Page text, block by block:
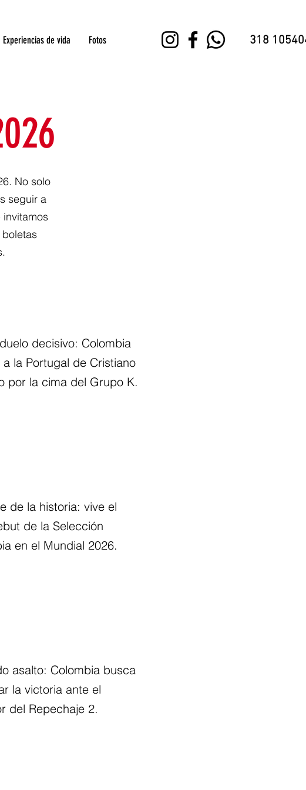
318
Experiencias de vida Fotos
No solo
seguir a
decisivo: Colombia
a la Portugal de Cristiano
por la cima del Grupo K.
de la historia: vive el
de la Selección
en el Mundial 2026.
asalto: Colombia busca
la victoria ante el
del Repechaje 2.